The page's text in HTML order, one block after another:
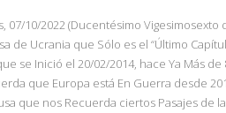
07/10/2022 (Ducentésimo
de Ucrania que Sólo es el “Último
se Inició el 20/02/2014, hace Ya Más
que Europa está En Guerra desde
que nos Recuerda ciertos Pasajes de